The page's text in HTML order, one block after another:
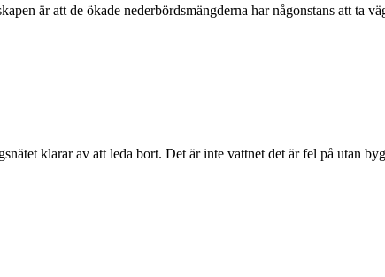
är att de ökade nederbördsmängderna har någonstans att ta
klarar av att leda bort. Det är inte vattnet det är fel på utan